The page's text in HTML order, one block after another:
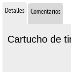
Detalles Comentarios
Cartucho de